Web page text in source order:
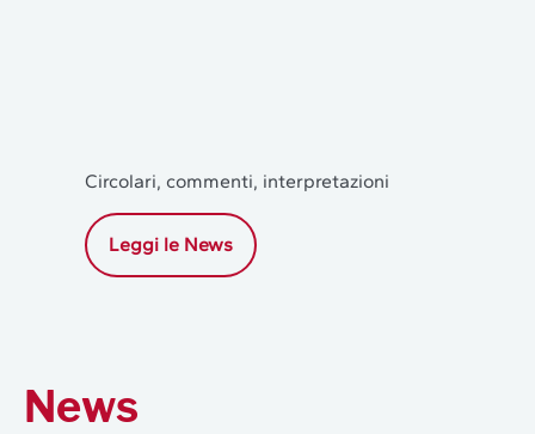
Circolari, commenti, interpretazioni
Leggi le News
News